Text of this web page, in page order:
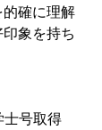
確に理解
象を持ち
士号取得